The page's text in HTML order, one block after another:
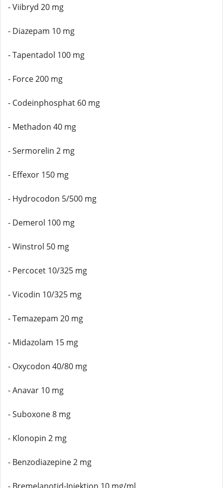
- Viibryd 20 mg
- Diazepam 10 mg
- Tapentadol 100 mg
- Force 200 mg
- Codeinphosphat 60 mg
- Methadon 40 mg
- Sermorelin 2 mg
- Effexor 150 mg
- Hydrocodon 5/500 mg
- Demerol 100 mg
- Winstrol 50 mg
- Percocet 10/325 mg
- Vicodin 10/325 mg
- Temazepam 20 mg
- Midazolam 15 mg
- Oxycodon 40/80 mg
- Anavar 10 mg
- Suboxone 8 mg
- Klonopin 2 mg
- Benzodiazepine 2 mg